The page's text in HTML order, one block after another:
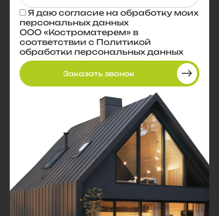
Я даю согласие на обработку моих
персональных данных
ООО «Костроматерем» в
соответствии с Политикой
обработки персональных данных
Заказать звонок